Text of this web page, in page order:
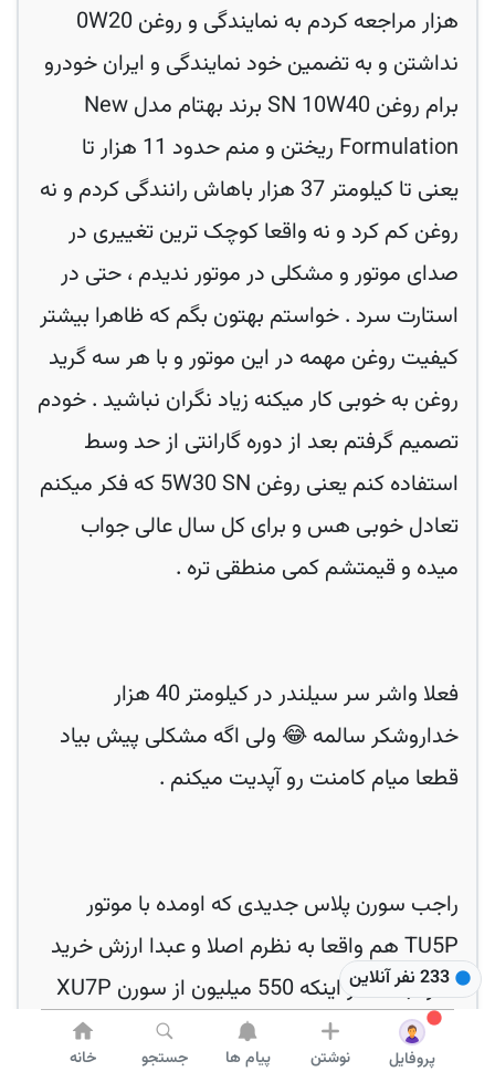
هزار مراجعه کردم به نمایندگی و روغن 0W20
نداشتن و به تضمین خود نمایندگی و ایران خودرو
برام روغن SN 10W40 برند بهتام مدل New
Formulation ریختن و منم حدود 11 هزار تا
یعنی تا کیلومتر 37 هزار باهاش رانندگی کردم و نه
روغن کم کرد و نه واقعا کوچک ترین تغییری در
صدای موتور و مشکلی در موتور ندیدم ، حتی در
استارت سرد . خواستم بهتون بگم که ظاهرا بیشتر
کیفیت روغن مهمه در این موتور و با هر سه گرید
روغن به خوبی کار میکنه زیاد نگران نباشید . خودم
تصمیم گرفتم بعد از دوره گارانتی از حد وسط
استفاده کنم یعنی روغن 5W30 SN که فکر میکنم
تعادل خوبی هس و برای کل سال عالی جواب
فعلا واشر سر سیلندر در کیلومتر 40 هزار
خداروشکر سالمه 😂 ولی اگه مشکلی پیش بیاد
راجب سورن پلاس جدیدی که اومده با موتور
TU5P هم واقعا به نظرم اصلا و عبدا ارزش خرید
نداره به خاطر اینکه 550 میلیون از سورن XU7P
گرون تره و واقعا به هیچ عنوان به نظرم یه آدم
عاقل برای یه موتور متفاوت و 2 تا اپشن خیلی ریز
پروفایل نوشتن پیام ها جستجو خانه